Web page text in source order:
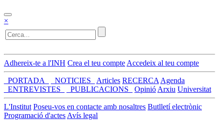
×
Adhereix-te a l'INH Crea el teu compte Accedeix al teu compte
_PORTADA_ _NOTICIES_ Articles RECERCA Agenda
_ENTREVISTES_
_PUBLICACIONS_ Opinió Arxiu Universitat
L'Institut Poseu-vos en contacte amb nosaltres Butlletí electrònic
Programació d'actes Avís legal